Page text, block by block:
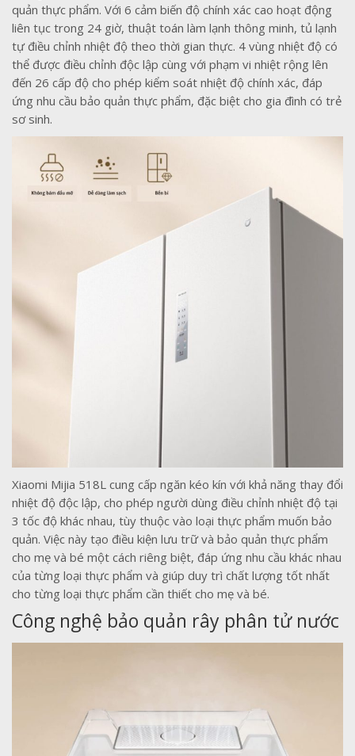
quản thực phẩm. Với 6 cảm biến độ chính xác cao hoạt động
liên tục trong 24 giờ, thuật toán làm lạnh thông minh, tủ lạnh
tự điều chỉnh nhiệt độ theo thời gian thực. 4 vùng nhiệt độ có
thể được điều chỉnh độc lập cùng với phạm vi nhiệt rộng lên
đến 26 cấp độ cho phép kiểm soát nhiệt độ chính xác, đáp
ứng nhu cầu bảo quản thực phẩm, đặc biệt cho gia đình có trẻ
sơ sinh.
Xiaomi Mijia 518L cung cấp ngăn kéo kín với khả năng thay đổi
nhiệt độ độc lập, cho phép người dùng điều chỉnh nhiệt độ tại
3 tốc độ khác nhau, tùy thuộc vào loại thực phẩm muốn bảo
quản. Việc này tạo điều kiện lưu trữ và bảo quản thực phẩm
cho mẹ và bé một cách riêng biệt, đáp ứng nhu cầu khác nhau
của từng loại thực phẩm và giúp duy trì chất lượng tốt nhất
cho từng loại thực phẩm cần thiết cho mẹ và bé.
Công nghệ bảo quản rây phân tử nước